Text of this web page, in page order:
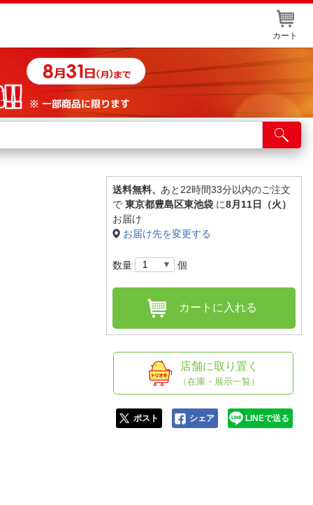
カート
舗サービス
ト取り置き
送料無料、 あと22時間33分以内のご注文
で 東京都豊島区東池袋 に8月11日（火）
お届け
お届け先を変更する
数量 個
カートに入れる
店舗に取り置く
（在庫・展示一覧）
ポスト シェア LINEで送る